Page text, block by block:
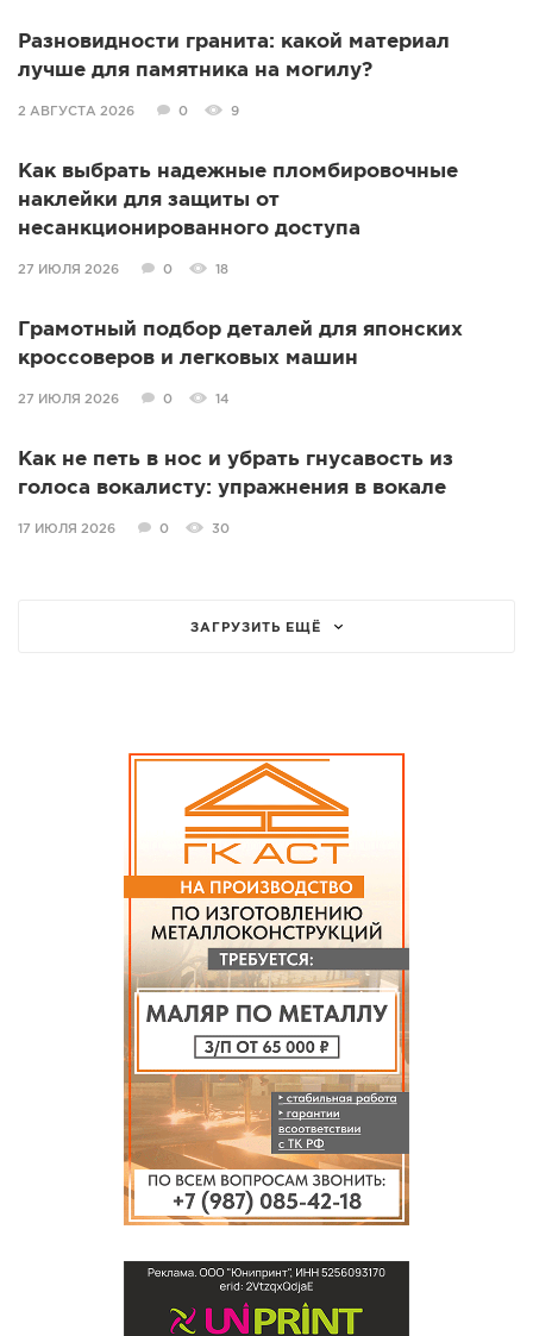
Разновидности гранита: какой материал
лучше для памятника на могилу?
2 АВГУСТА 2026 0 9
Как выбрать надежные пломбировочные
наклейки для защиты от
несанкционированного доступа
27 ИЮЛЯ 2026 0 18
Грамотный подбор деталей для японских
кроссоверов и легковых машин
27 ИЮЛЯ 2026 0 14
Как не петь в нос и убрать гнусавость из
голоса вокалисту: упражнения в вокале
17 ИЮЛЯ 2026 0 30
ЗАГРУЗИТЬ ЕЩЁ